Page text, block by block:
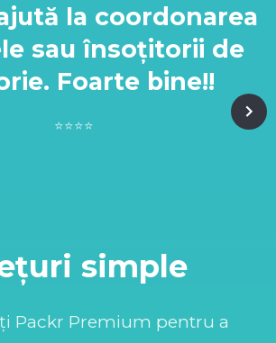
la coordonarea
sau însoțitorii de
Foarte bine!!
⭐️⭐️⭐️⭐️
simple
Packr Premium pentru a